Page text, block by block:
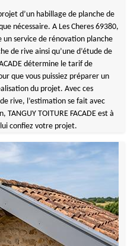
d’un habillage de planche de
nécessaire. A Les Cheres 69380,
un service de rénovation planche
de rive ainsi qu’une d’étude de
détermine le tarif de
que vous puissiez préparer un
du projet. Avec ces
rive, l’estimation se fait avec
TOITURE FACADE est à
confiez votre projet.